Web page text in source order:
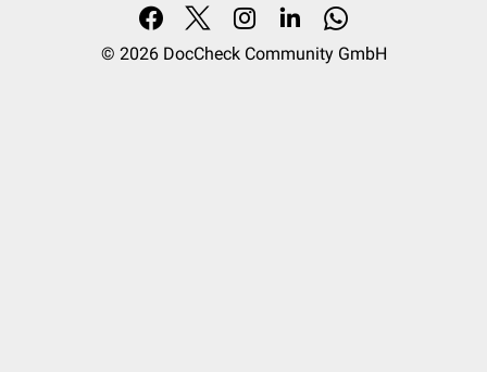
© 2026 DocCheck Community GmbH